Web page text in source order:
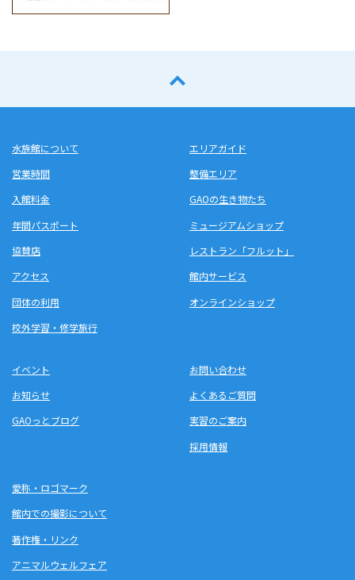
水族館について
営業時間
入館料金
年間パスポート
協賛店
アクセス
団体の利用
校外学習・修学旅行
エリアガイド
整備エリア
GAOの生き物たち
ミュージアムショップ
レストラン「フルット」
館内サービス
オンラインショップ
イベント
お知らせ
GAOっとブログ
お問い合わせ
よくあるご質問
実習のご案内
採用情報
愛称・ロゴマーク
館内での撮影について
著作権・リンク
アニマルウェルフェア